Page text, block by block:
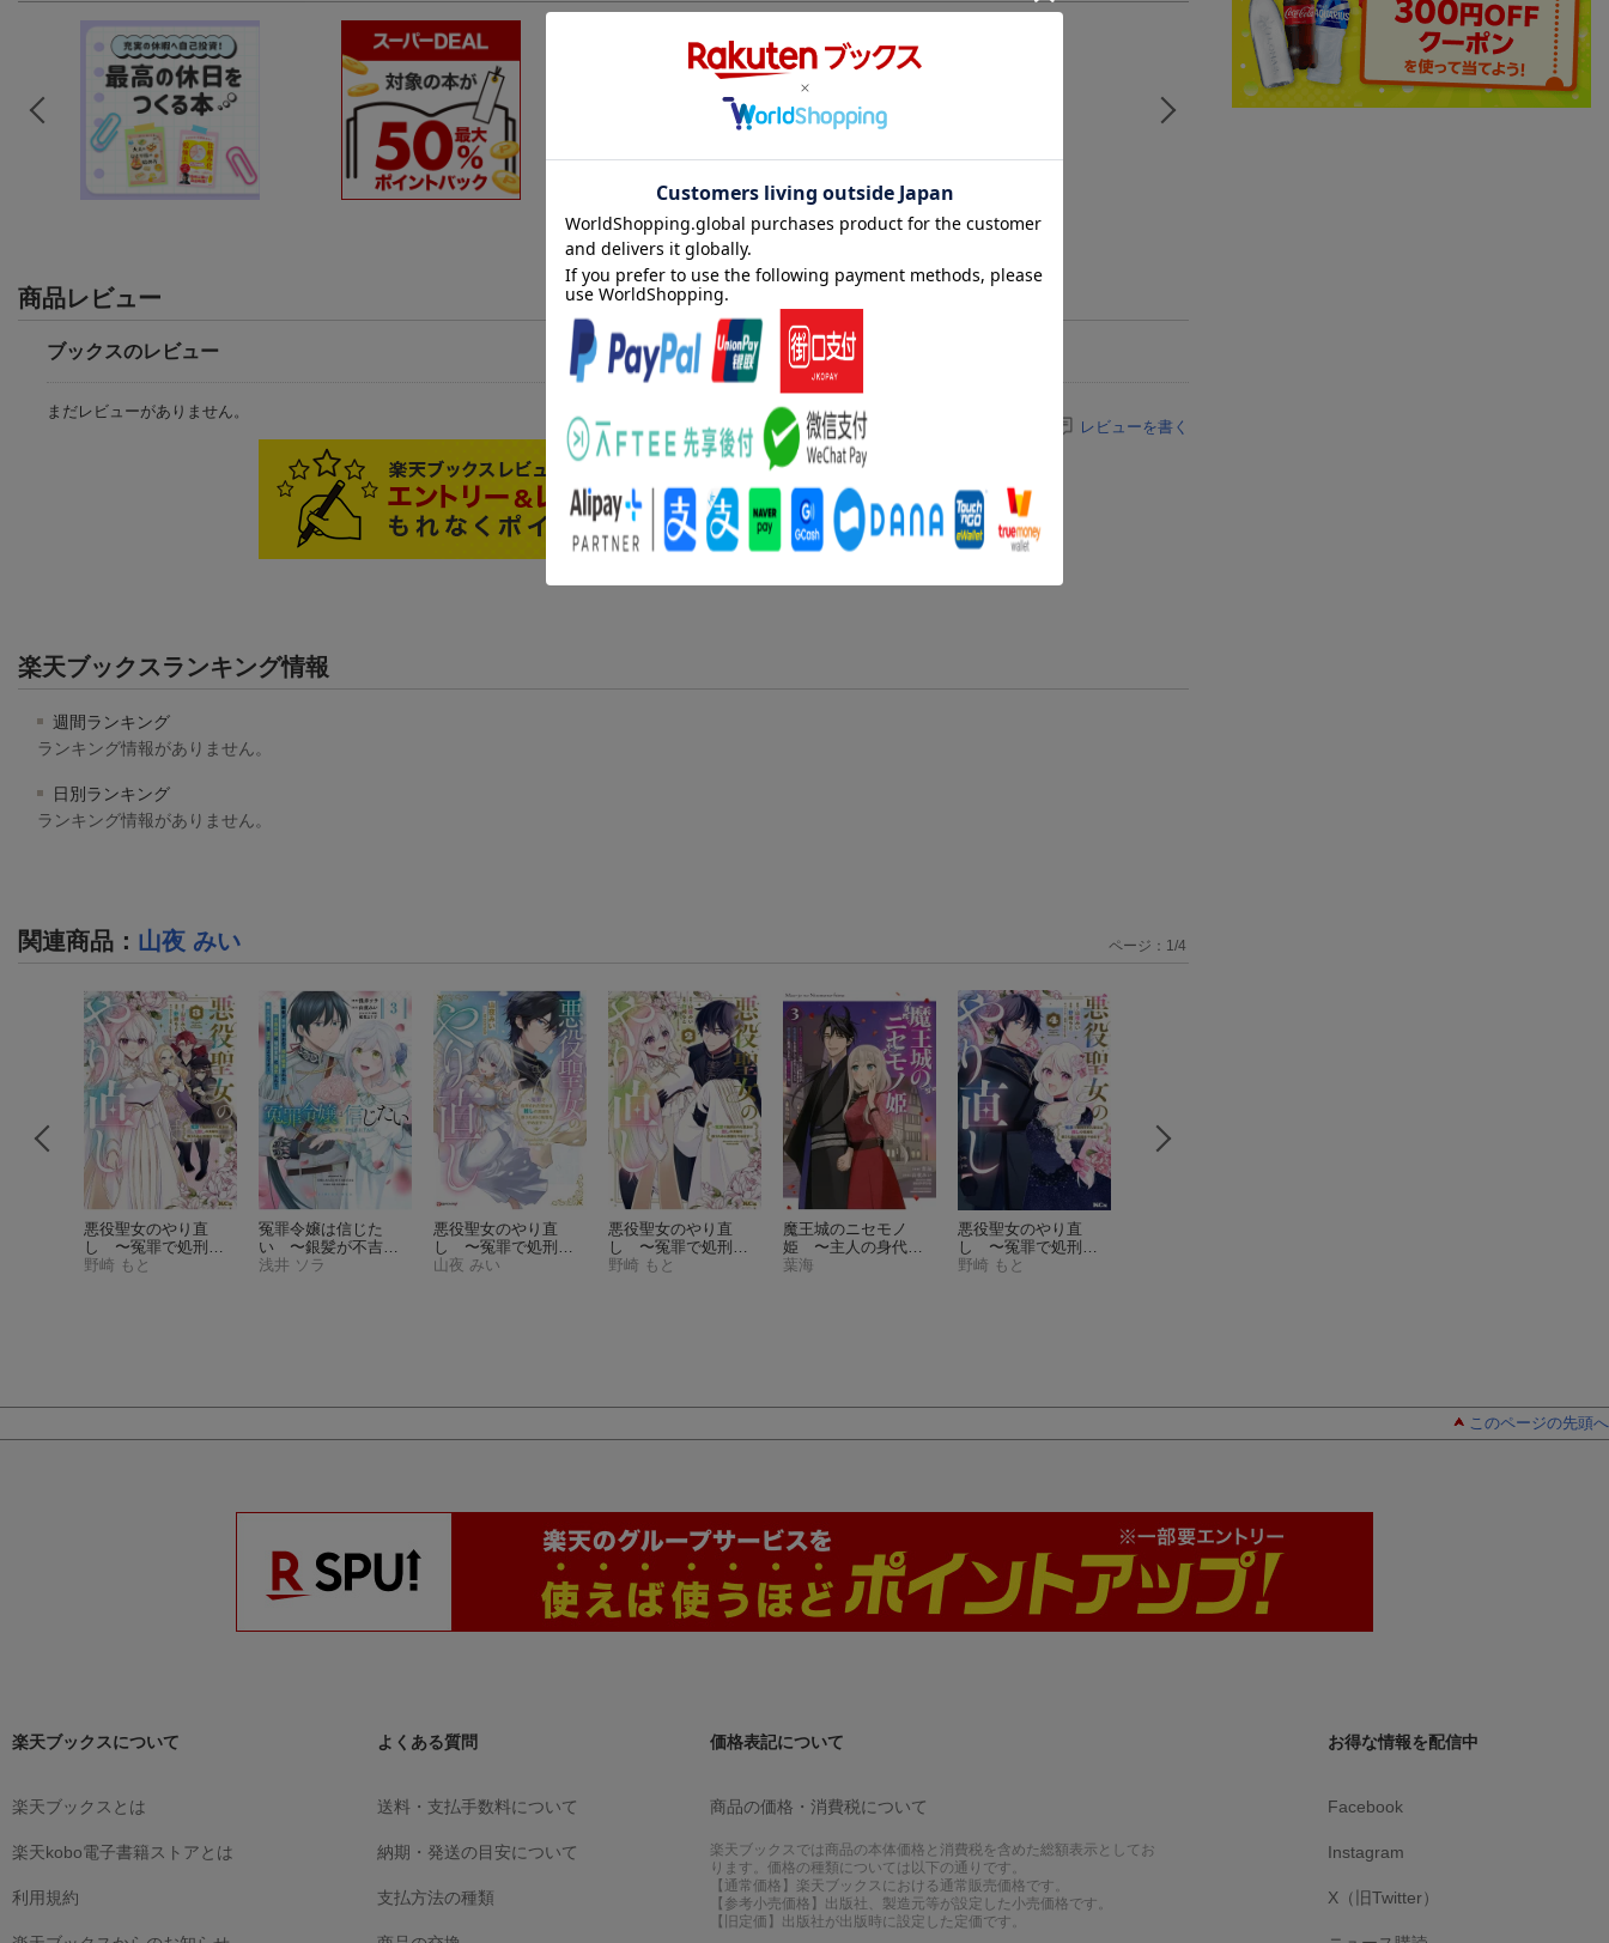
商品レビュー
ブックスのレビュー
まだレビューがありません。
レビューを書く
楽天ブックスランキング情報
週間ランキング
ランキング情報がありません。
日別ランキング
ランキング情報がありません。
関連商品 ： 山夜 みい
悪役聖女のやり直
し 〜冤罪で処刑さ
れた聖女は推しの英
野崎 もと
冤罪令嬢は信じた
い 〜銀髪が不吉と
言われて婚約破棄さ
浅井 ソラ
悪役聖女のやり直
し 〜冤罪で処刑さ
れた聖女は推しの英
山夜 みい
悪役聖女のやり直
し 〜冤罪で処刑さ
れた聖女は推しの英
野崎 もと
魔王城のニセモノ
姫 〜主人の身代わ
りに嫁いだ給仕係が
葉海
悪役聖女のやり直
し 〜冤罪で処刑さ
れた聖女は推しの英
野崎 もと
ページ： 1 /4
このページの先頭へ
楽天ブックスについて
楽天ブックスとは
楽天kobo電子書籍ストアとは
利用規約
よくある質問
送料・支払手数料について
納期・発送の目安について
支払方法の種類
価格表記について
商品の価格・消費税について
楽天ブックスでは商品の本体価格と消費税を含めた総額表示としてお
ります。価格の種類については以下の通りです。
【通常価格】楽天ブックスにおける通常販売価格です。
【参考小売価格】出版社、製造元等が設定した小売価格です。
【旧定価】出版社が出版時に設定した定価です。
お得な情報を配信中
Facebook
Instagram
X（旧Twitter）